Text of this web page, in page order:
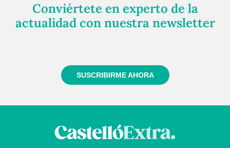
Conviértete en experto de la
actualidad con nuestra newsletter
SUSCRIBIRME AHORA